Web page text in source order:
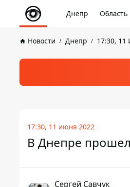
Днепр Область
Новости Днепр 17:30,
17:30, 11 июня 2022
В Днепре прошел
Сергей Савчук